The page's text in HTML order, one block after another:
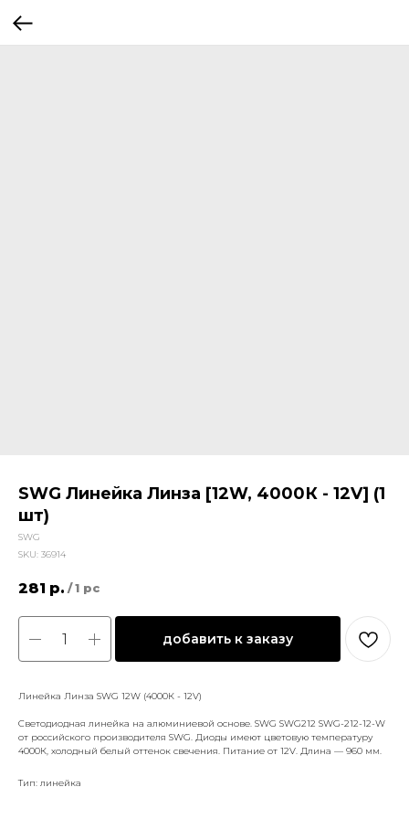
SWG Линейка Линза [12W, 4000К - 12V] (1
шт)
SWG
SKU: 36914
281 р. / 1 pc
добавить к заказу
Линейка Линза SWG 12W (4000К - 12V)
Светодиодная линейка на алюминиевой основе. SWG SWG212 SWG-212-12-W
от российского производителя SWG. Диоды имеют цветовую температуру
4000К, холодный белый оттенок свечения. Питание от 12V. Длина — 960 мм.
Тип: линейка